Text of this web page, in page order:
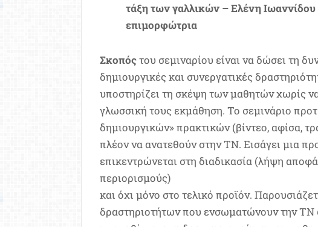
τάξη των γαλλικών – Ελένη
επιμορφώτρια
Σκοπόςτου σεμιναρίου είναι να δώσει τη
δημιουργικές και συνεργατικές
υποστηρίζει τη σκέψη των μαθητών χωρίς
γλωσσική τους εκμάθηση. Το σεμινάριο
δημιουργικών» πρακτικών (βίντεο, αφίσα,
πλέον να ανατεθούν στην ΤΝ. Εισάγει μια
επικεντρώνεται στη διαδικασία (λήψη
περιορισμούς)
και όχι μόνο στο τελικό προϊόν.
δραστηριοτήτων που ενσωματώνουν την ΤΝ